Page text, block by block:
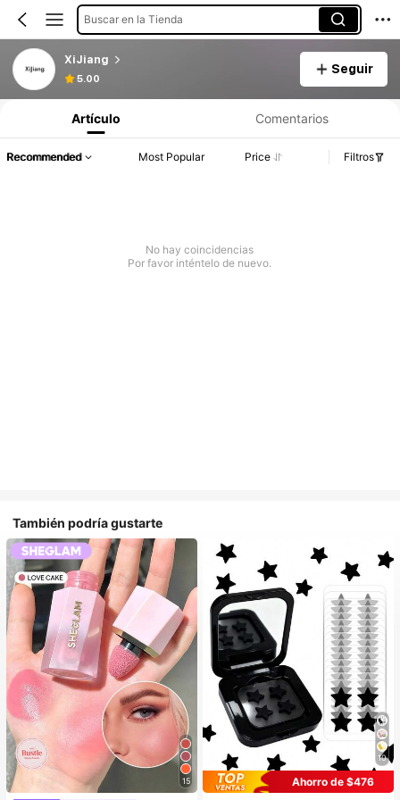
Buscar en la Tienda
XiJiang
5.00
Seguir
Artículo Comentarios
Recommended Most Popular Price Filtros
No hay coincidencias
Por favor inténtelo de nuevo.
También podría gustarte
15
10
Ahorro de $476